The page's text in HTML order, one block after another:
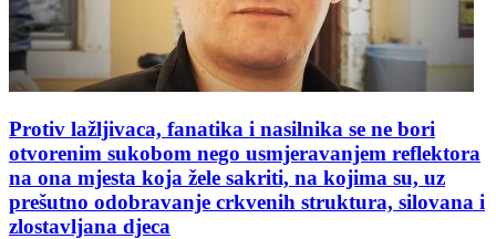
Protiv lažljivaca, fanatika i nasilnika se ne bori
otvorenim sukobom nego usmjeravanjem reflektora
na ona mjesta koja žele sakriti, na kojima su, uz
prešutno odobravanje crkvenih struktura, silovana i
zlostavljana djeca